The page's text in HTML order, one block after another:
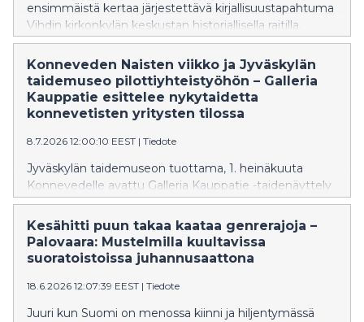
ensimmäistä kertaa järjestettävä kirjallisuustapahtuma
Vihdin kirkonkylän keskustan historiallisella raitilla.
Ensimmäisen Vihdin Kirjaraitin vieraina ovat kirjailijat
Monika Fagerholm, Rosa Liksom ja Matti Rautaniemi,
sukututkija Torsti Salonen ja tietokirjailija Anna Perälä.
Kirjaraitin iltaklubilla Vihdin Kinon salissa esiintyy Maija
Vilkkumaa – yksi maamme suosituimmista
kertoo myös vuonna 2013 julkaistusta
romaanistaan Nainen katolla, joka on saanut uuden
elämän kesäkuussa 2026 julkaistuna äänikirjana.
Konneveden Naisten viikko ja Jyväskylän
taidemuseo pilottiyhteistyöhön – Galleria
Kauppatie esittelee nykytaidetta
konnevetisten yritysten tilossa
8.7.2026 12:00:10 EEST | Tiedote
Jyväskylän taidemuseon tuottama, 1. heinäkuuta
Konnevedelle avattu Galleria Kauppatie -taidenäyttely
esittelee teoksia Jyväskylän kaupungin
taidekokoelmista ja kutsuu kävijät tutustumaan
samanaikaisest nykytaiteeseen, Konneveden Naisten
viikkoon ja konnevetiseen kyläelämään. Näyttely on
vietetään 18.–20.7.2026.
Kesähitti puun takaa kaataa genrerajoja –
Palovaara: Mustelmilla kuultavissa
suoratoistoissa juhannusaattona
18.6.2026 12:07:39 EEST | Tiedote
Juuri kun Suomi on menossa kiinni ja hiljentymässä